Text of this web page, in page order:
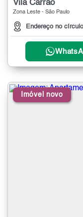
Vila Carrão
Zona Leste - São Paulo
Endereço no
Imóvel novo